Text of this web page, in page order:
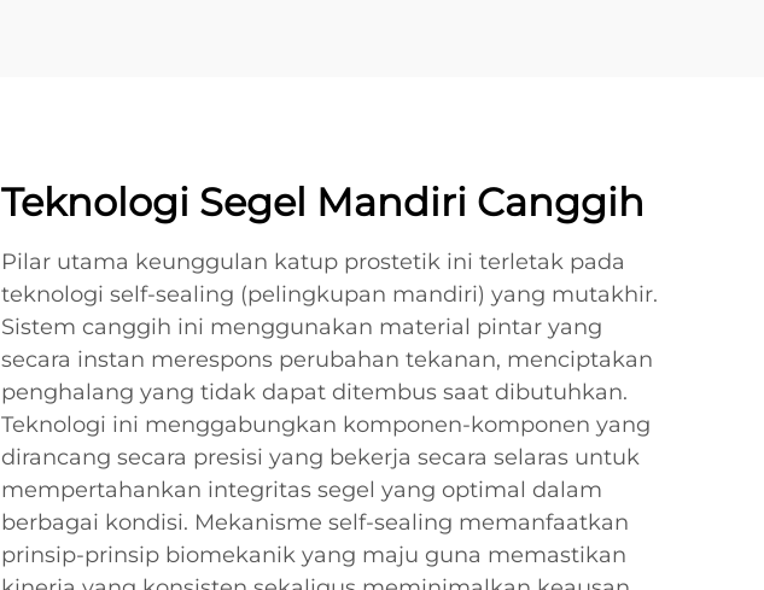
Teknologi Segel Mandiri Canggih
Pilar utama keunggulan katup prostetik ini terletak pada
teknologi self-sealing (pelingkupan mandiri) yang mutakhir.
Sistem canggih ini menggunakan material pintar yang
secara instan merespons perubahan tekanan, menciptakan
penghalang yang tidak dapat ditembus saat dibutuhkan.
Teknologi ini menggabungkan komponen-komponen yang
dirancang secara presisi yang bekerja secara selaras untuk
mempertahankan integritas segel yang optimal dalam
berbagai kondisi. Mekanisme self-sealing memanfaatkan
prinsip-prinsip biomekanik yang maju guna memastikan